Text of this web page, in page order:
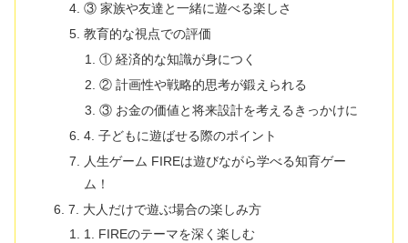
③ 家族や友達と一緒に遊べる楽しさ
教育的な視点での評価
① 経済的な知識が身につく
② 計画性や戦略的思考が鍛えられる
③ お金の価値と将来設計を考えるきっかけに
4. 子どもに遊ばせる際のポイント
人生ゲーム FIREは遊びながら学べる知育ゲー
ム！
7. 大人だけで遊ぶ場合の楽しみ方
1. FIREのテーマを深く楽しむ